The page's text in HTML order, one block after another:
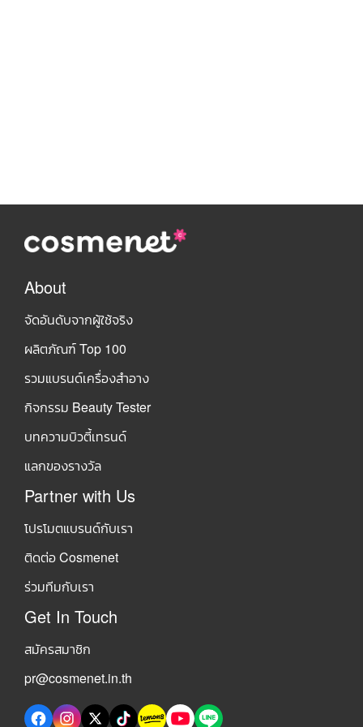
About
จัดอันดับจากผู้ใช้จริง
ผลิตภัณฑ์ Top 100
รวมแบรนด์เครื่องสำอาง
กิจกรรม Beauty Tester
บทความบิวตี้เทรนด์
แลกของรางวัล
Partner with Us
โปรโมตแบรนด์กับเรา
ติดต่อ Cosmenet
ร่วมทีมกับเรา
Get In Touch
สมัครสมาชิก
pr@cosmenet.in.th